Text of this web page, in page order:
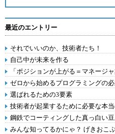
最近のエントリー
それでいいのか、技術者たち！
自己中が未来を作る
「ポジションが上がる＝マネージ
ゼロから始めるプログラミングの
選ばれるための3要素
技術者が起業するために必要な本
鋼鉄でコーティングした真っ白い
みんな知ってるかにゃ？ げきおこ